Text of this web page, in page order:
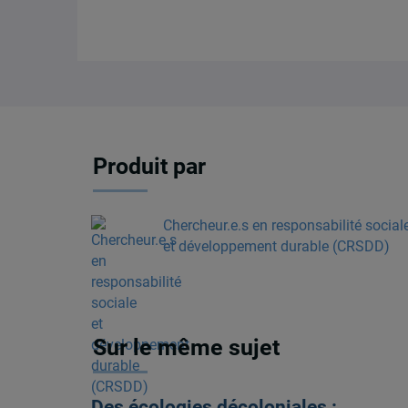
Produit par
Chercheur.e.s en responsabilité
et développement durable (CRSDD)
Sur le même sujet